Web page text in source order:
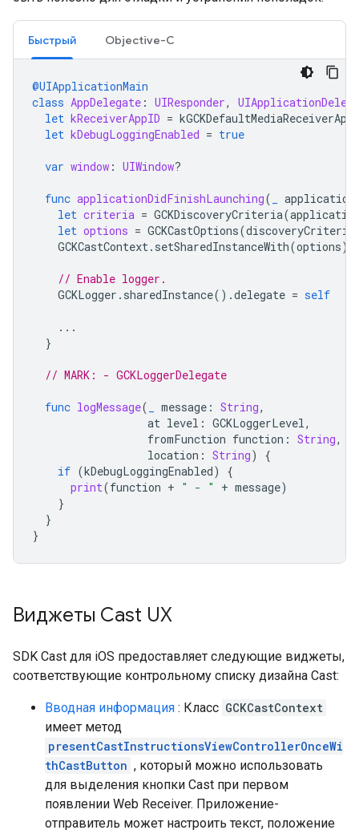
Быстрый Objective-C
@UIApplicationMain
class AppDelegate : UIResponder,
let kReceiverAppID =
let kDebugLoggingEnabled = true
var window : UIWindow?
func applicationDidFinishLaunching( application
let criteria = GCKDiscoveryCriteria(
let options = GCKCastOptions(discoveryCriteria
GCKCastContext. setSharedInstanceWith(options)
// Enable logger.
GCKLogger . sharedInstance().delegate = self
...
}
// MARK: - GCKLoggerDelegate
func logMessage( message : String,
at level : GCKLoggerLevel,
fromFunction function : String,
location : String)
{
if (kDebugLoggingEnabled)
{
print(function + " - " + message)
}
}
}
Виджеты Cast UX
SDK Cast для iOS предоставляет следующие виджеты,
соответствующие контрольному списку дизайна Cast:
Вводная информация : Класс GCKCastContext
имеет метод
presentCastInstructionsViewControllerOnceWi
thCastButton , который можно использовать
для выделения кнопки Cast при первом
появлении Web Receiver. Приложение-
отправитель может настроить текст, положение